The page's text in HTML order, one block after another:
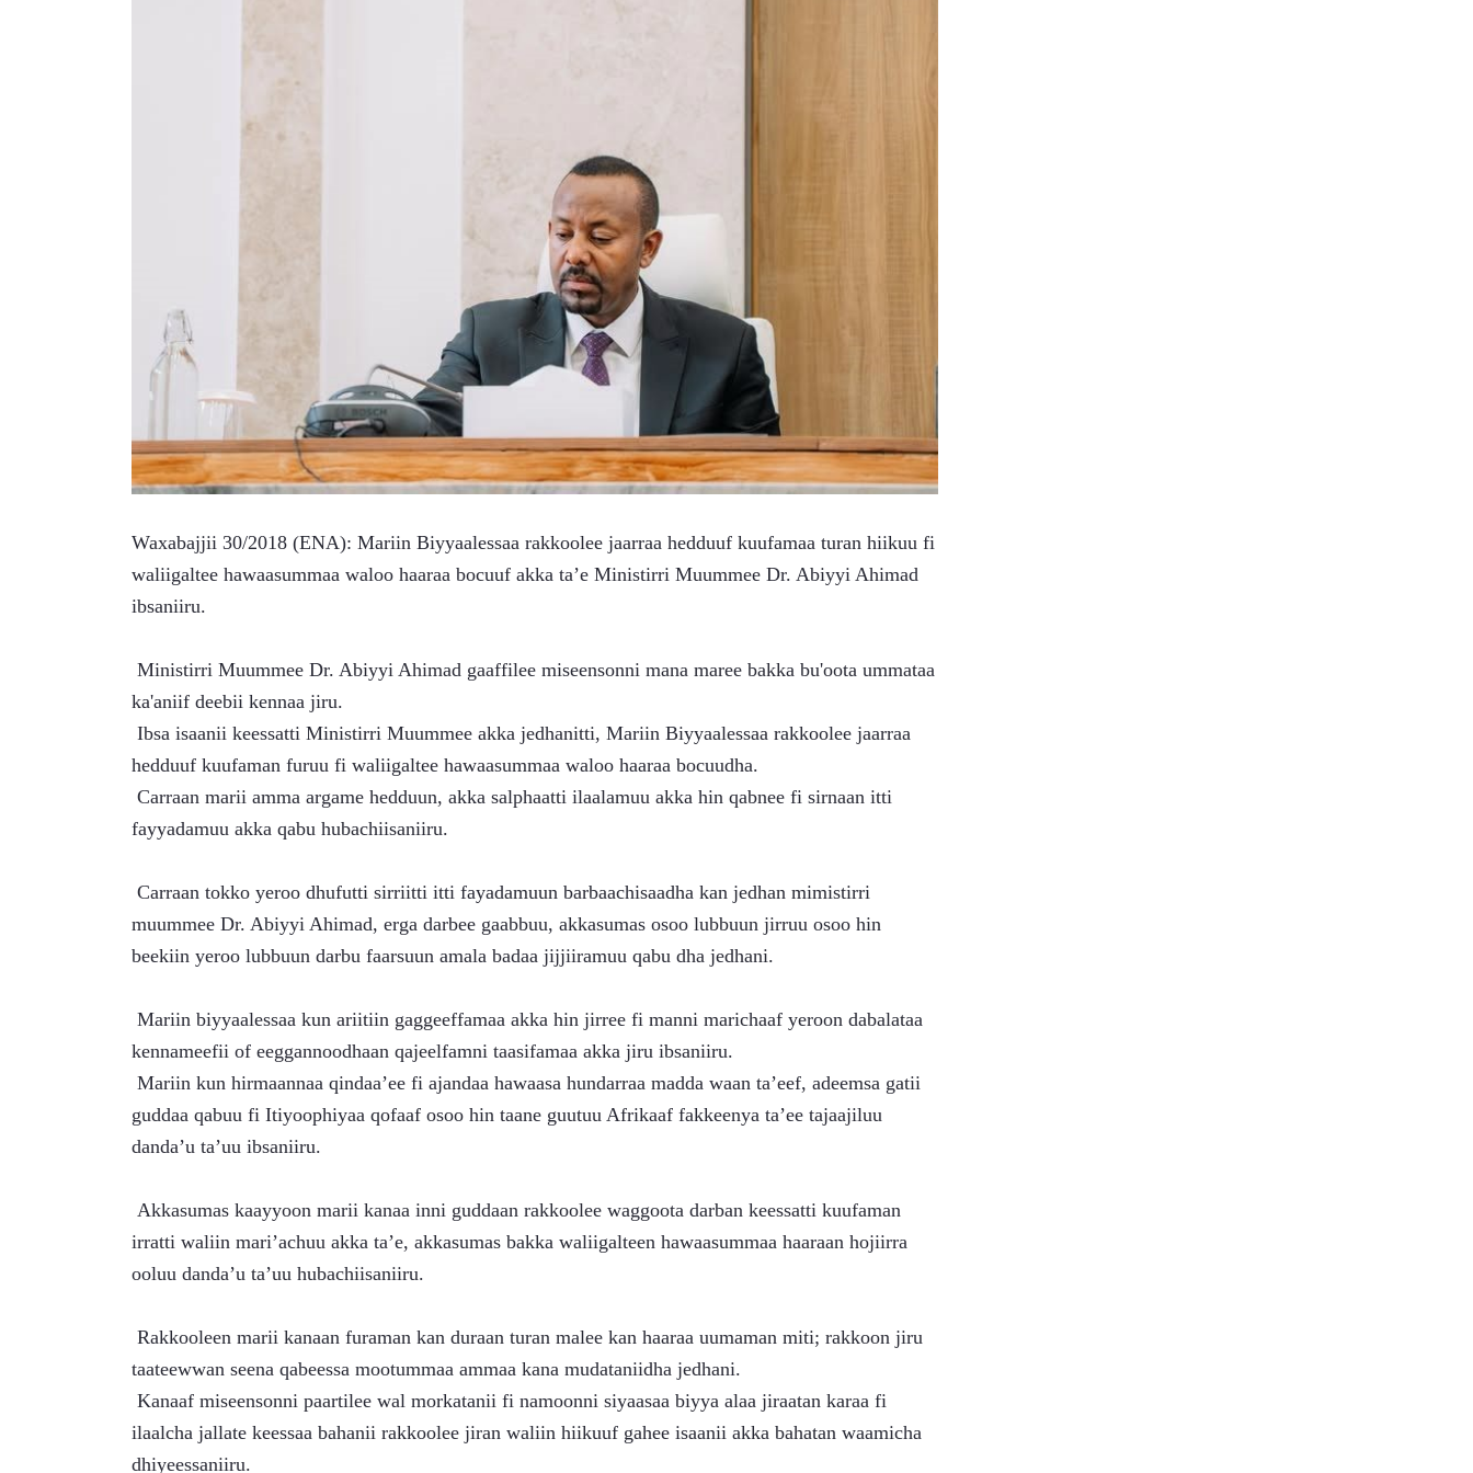
Waxabajjii 30/2018 (ENA): Mariin Biyyaalessaa rakkoolee jaarraa hedduuf kuufamaa turan hiikuu fi
waliigaltee hawaasummaa waloo haaraa bocuuf akka ta’e Ministirri Muummee Dr. Abiyyi Ahimad
ibsaniiru.
ka'aniif deebii kennaa jiru.
hedduuf kuufaman furuu fi waliigaltee hawaasummaa waloo haaraa bocuudha.
fayyadamuu akka qabu hubachiisaniiru.
muummee Dr. Abiyyi Ahimad, erga darbee gaabbuu, akkasumas osoo lubbuun jirruu osoo hin
beekiin yeroo lubbuun darbu faarsuun amala badaa jijjiiramuu qabu dha jedhani.
kennameefii of eeggannoodhaan qajeelfamni taasifamaa akka jiru ibsaniiru.
guddaa qabuu fi Itiyoophiyaa qofaaf osoo hin taane guutuu Afrikaaf fakkeenya ta’ee tajaajiluu
danda’u ta’uu ibsaniiru.
irratti waliin mari’achuu akka ta’e, akkasumas bakka waliigalteen hawaasummaa haaraan hojiirra
ooluu danda’u ta’uu hubachiisaniiru.
taateewwan seena qabeessa mootummaa ammaa kana mudataniidha jedhani.
ilaalcha jallate keessaa bahanii rakkoolee jiran waliin hiikuuf gahee isaanii akka bahatan waamicha
dhiyeessaniiru.